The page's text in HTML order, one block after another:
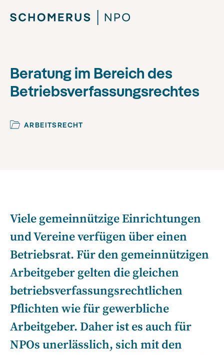
Beratung im Bereich des
Betriebsverfassungsrechtes
ARBEITSRECHT
Viele gemeinnützige Einrichtungen
und Vereine verfügen über einen
Betriebsrat. Für den gemeinnützigen
Arbeitgeber gelten die gleichen
betriebsverfassungsrechtlichen
Pflichten wie für gewerbliche
Arbeitgeber. Daher ist es auch für
NPOs unerlässlich, sich mit den